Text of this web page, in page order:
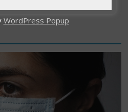
WordPress Popup